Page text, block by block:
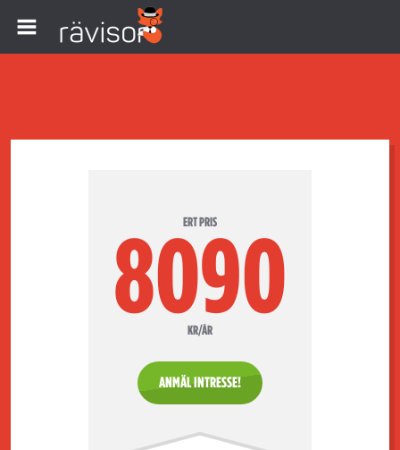
ERT PRIS
8090
KR/ÅR
ANMÄL INTRESSE!